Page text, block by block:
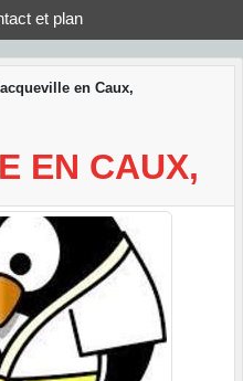
et plan
en Caux,
EN CAUX,